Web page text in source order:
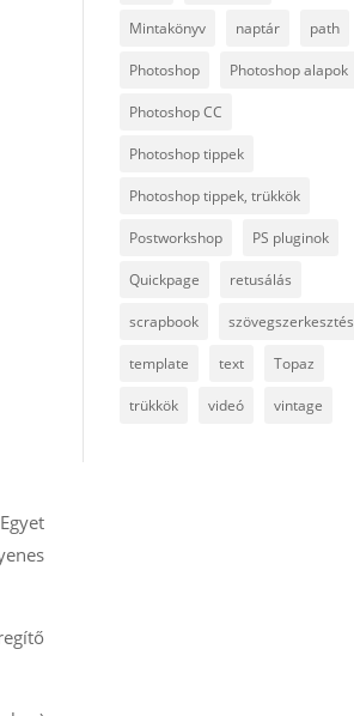
Mintakönyv naptár path
Photoshop Photoshop alapok
Photoshop CC
Photoshop tippek
Photoshop tippek, trükkök
Postworkshop PS pluginok
Quickpage retusálás
scrapbook szövegszerkesztés
template text Topaz
trükkök videó vintage